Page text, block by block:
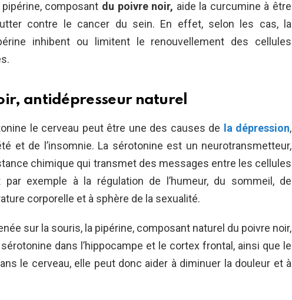
composant du poivre noir, aide la curcumine à être
contre le cancer du sein. En effet, selon les cas, la
inhibent ou limitent le renouvellement des cellules
antidépresseur naturel
le cerveau peut être une des causes de la dépression,
et de l’insomnie. La sérotonine est un neurotransmetteur,
chimique qui transmet des messages entre les cellules
par exemple à la régulation de l’humeur, du sommeil, de
corporelle et à sphère de la sexualité.
sur la souris, la pipérine, composant naturel du poivre noir,
dans l’hippocampe et le cortex frontal, ainsi que le
le cerveau, elle peut donc aider à diminuer la douleur et à